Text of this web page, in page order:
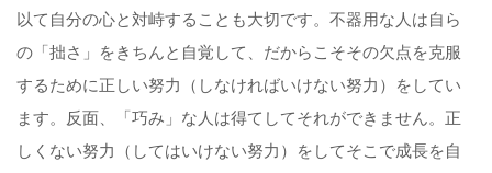
以て自分の心と対峙することも大切です。不器用な人は自ら
の「拙さ」をきちんと自覚して、だからこそその欠点を克服
するために正しい努力（しなければいけない努力）をしてい
ます。反面、「巧み」な人は得てしてそれができません。正
しくない努力（してはいけない努力）をしてそこで成長を自